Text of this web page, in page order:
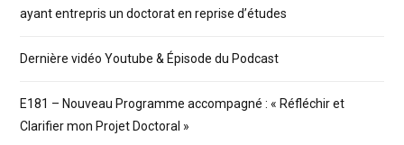
ayant entrepris un doctorat en reprise d’études
Dernière vidéo Youtube & Épisode du Podcast
E181 – Nouveau Programme accompagné : « Réfléchir et
Clarifier mon Projet Doctoral »